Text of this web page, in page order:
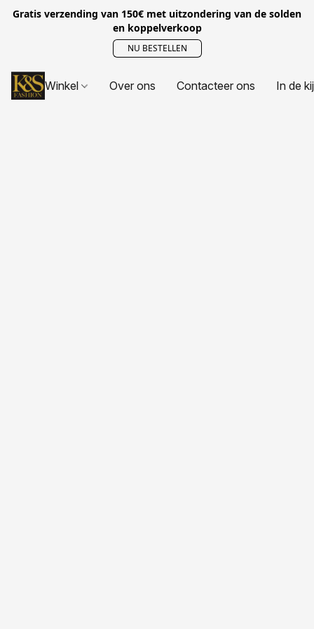
Gratis verzending van 150€ met uitzondering van de solden
en koppelverkoop
NU BESTELLEN
Winkel Over ons Contacteer ons In de